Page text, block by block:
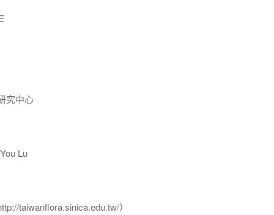
究中心
Lu
taiwanflora.sinica.edu.tw/）